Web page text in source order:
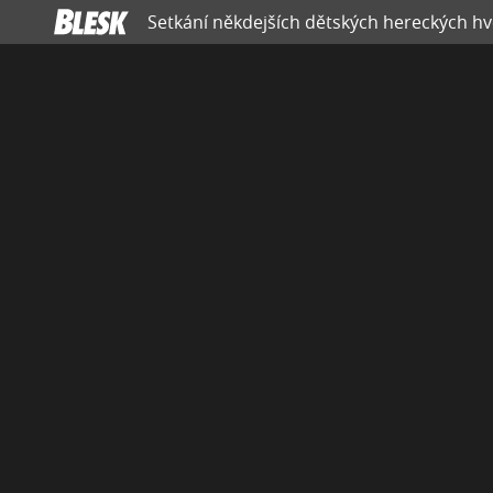
Setkání někdejších dětských hereckých